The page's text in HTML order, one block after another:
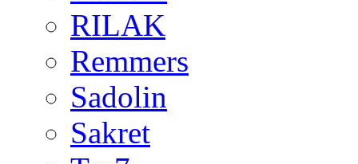
RILAK
Remmers
Sadolin
Sakret